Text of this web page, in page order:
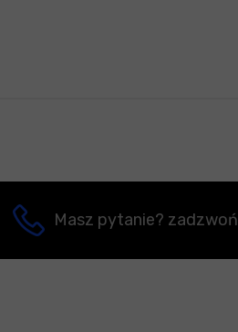
Masz pytanie? zadzwoń